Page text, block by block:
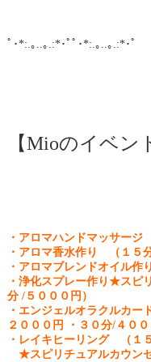
ﾟ･*:.｡..｡.:*･ﾟﾟ･*:.｡..｡.:*･ﾟ
【Mioのイベン
・アロマハンドマッサー
・アロマ香水作り （１５
・アロマブレンドオイル
・浄化スプレー作り★スピ
分 /５０００円）
・エンジェルオラクルカ
２０００円 ・３０分/４００
・レイキヒーリング （１
★スピリチュアルカウン